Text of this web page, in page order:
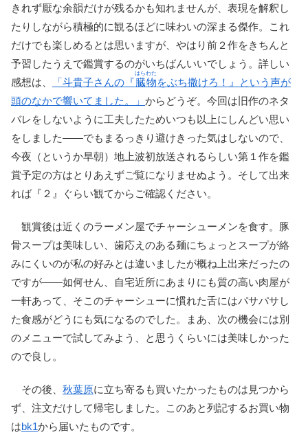
きれず厭な余韻だけが残るかも知れませんが、表現を解釈し
たりしながら積極的に観るほどに味わいの深まる傑作。これ
だけでも楽しめるとは思いますが、やはり前２作をきちんと
予習したうえで鑑賞するのがいちばんいいでしょう。詳しい
感想は、
「斗貴子さんの『臓物
はらわた
をぶち撒けろ！』という声が
頭のなかで響いてました。」 からどうぞ。今回は旧作のネタ
バレをしないように工夫したためいつも以上にしんどい思い
をしました――でもまるっきり避けきった気はしないので、
今夜（というか早朝）地上波初放送されるらしい第１作を鑑
賞予定の方はとりあえずご覧になりませぬよう。そして出来
れば『２』ぐらい観てからご確認ください。
観賞後は近くのラーメン屋でチャーシューメンを食す。豚
骨スープは美味しい、歯応えのある麺にちょっとスープが絡
みにくいのが私の好みとは違いましたが概ね上出来だったの
ですが――如何せん、自宅近所にあまりにも質の高い肉屋が
一軒あって、そこのチャーシューに慣れた舌にはパサパサし
た食感がどうにも気になるのでした。まあ、次の機会には別
のメニューで試してみよう、と思うくらいには美味しかった
ので良し。
その後、 秋葉原に立ち寄るも買いたかったものは見つから
ず、注文だけして帰宅しました。このあと列記するお買い物
はbk1から届いたものです。